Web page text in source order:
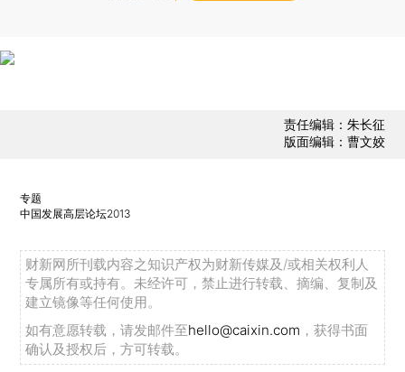
责任编辑：朱长征
版面编辑：曹文姣
专题
中国发展高层论坛2013
财新网所刊载内容之知识产权为财新传媒及/或相关权利人
专属所有或持有。未经许可，禁止进行转载、摘编、复制及
建立镜像等任何使用。
如有意愿转载，请发邮件至hello@caixin.com ，获得书面
确认及授权后，方可转载。